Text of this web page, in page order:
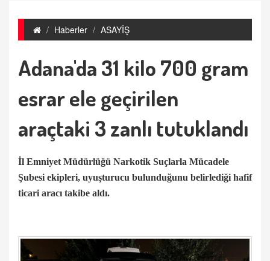
Haberler ASAYİŞ
Adana'da 31 kilo 700 gram
esrar ele geçirilen
araçtaki 3 zanlı tutuklandı
İl Emniyet Müdürlüğü Narkotik Suçlarla Mücadele
Şubesi ekipleri, uyuşturucu bulunduğunu belirlediği hafif
ticari aracı takibe aldı.